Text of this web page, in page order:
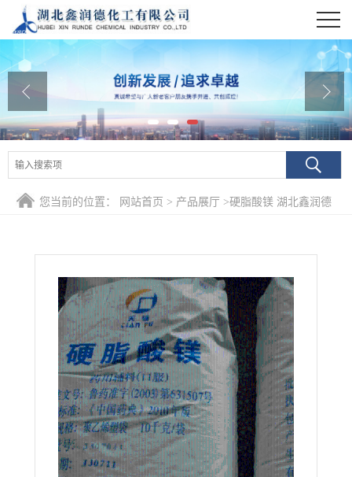
公司首页
公司介绍
公司动态
产品展厅
证书荣誉
您当前的位置： 网站首页 > 产品展厅 >硬脂酸镁 湖北鑫润德